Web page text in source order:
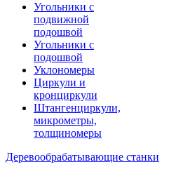
Угольники с
подвижной
подошвой
Угольники с
подошвой
Уклономеры
Циркули и
кронциркули
Штангенциркули,
микрометры,
толщиномеры
Деревообрабатывающие станки